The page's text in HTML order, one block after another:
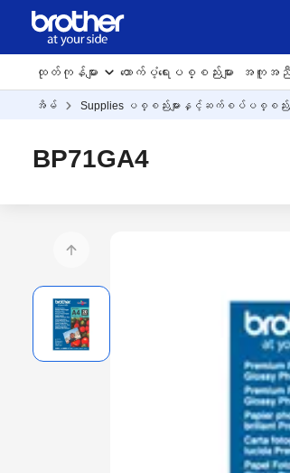
ထုတ်ကုန်များ ထောက်ပံ့ရေးပစ္စည်းများ အကူအညီမ
အိမ် Supplies ပစ္စည်းများနှင့်ဆက်စပ်ပစ္စည်းမ
BP71GA4